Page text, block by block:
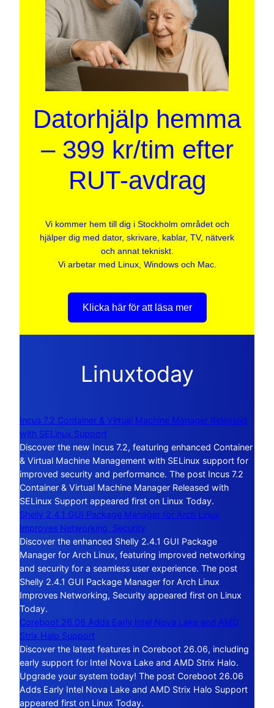
Datorhjälp hemma
– 399 kr/tim efter
RUT-avdrag
Vi kommer hem till dig i Stockholm området och
hjälper dig med dator, skrivare, kablar, TV, nätverk
och annat tekniskt.
Vi arbetar med Linux, Windows och Mac.
Klicka här för att läsa mer
Linuxtoday
Incus 7.2 Container & Virtual Machine Manager Released
with SELinux Support
Discover the new Incus 7.2, featuring enhanced Container
& Virtual Machine Management with SELinux support for
improved security and performance. The post Incus 7.2
Container & Virtual Machine Manager Released with
SELinux Support appeared first on Linux Today.
Shelly 2.4.1 GUI Package Manager for Arch Linux
Improves Networking, Security
Discover the enhanced Shelly 2.4.1 GUI Package
Manager for Arch Linux, featuring improved networking
and security for a seamless user experience. The post
Shelly 2.4.1 GUI Package Manager for Arch Linux
Improves Networking, Security appeared first on Linux
Today.
Coreboot 26.06 Adds Early Intel Nova Lake and AMD
Strix Halo Support
Discover the latest features in Coreboot 26.06, including
early support for Intel Nova Lake and AMD Strix Halo.
Upgrade your system today! The post Coreboot 26.06
Adds Early Intel Nova Lake and AMD Strix Halo Support
appeared first on Linux Today.